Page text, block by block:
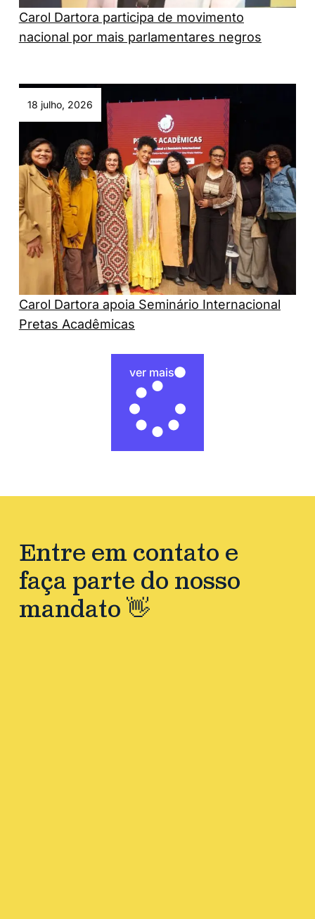
Carol Dartora participa de movimento
nacional por mais parlamentares negros
18 julho, 2026
Carol Dartora apoia Seminário Internacional
Pretas Acadêmicas
ver mais
Entre em contato e
faça parte do nosso
mandato 👋